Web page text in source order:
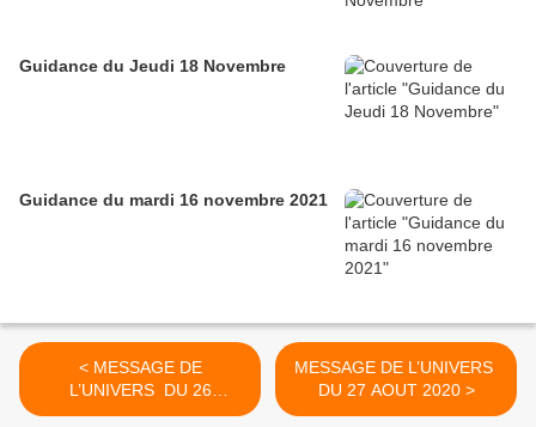
Guidance du Jeudi 18 Novembre
Guidance du mardi 16 novembre 2021
< MESSAGE DE
L’UNIVERS DU 26
AOUT 2020
MESSAGE DE L’UNIVERS
DU 27 AOUT 2020 >